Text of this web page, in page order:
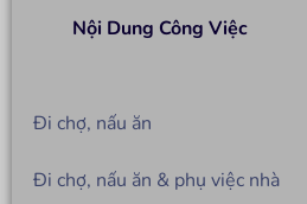
Nội Dung Công Việc
Đi chợ, nấu ăn
Đi chợ, nấu ăn & phụ việc nhà